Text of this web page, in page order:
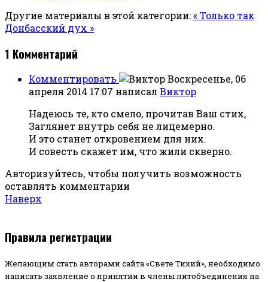
Другие материалы в этой категории:« Только так
Донбасский дух »
1 Комментарий
Комментировать
Воскресенье, 06
апреля 2014 17:07 написал Виктор
Надеюсь те, кто смело, прочитав Ваш стих,
Заглянет внутрь себя не лицемерно.
И это станет откровением для них.
И совесть скажет им, что жили скверно.
Авторизуйтесь, чтобы получить возможность
оставлять комментарии
Наверх
Правила регистрации
Желающим стать авторами сайта «Свете Тихий», необходимо
написать заявление о принятии в члены литобъединения на